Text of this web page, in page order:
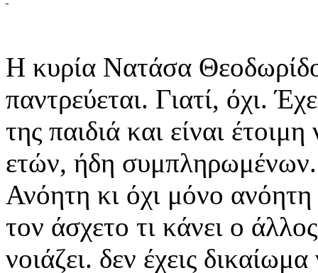
Η κυρία Νατάσα
παντρεύεται. Γιατί, όχι.
της παιδιά και είναι
ετών, ήδη
Ανόητη κι όχι μόνο
τον άσχετο τι κάνει ο
νοιάζει. δεν έχεις